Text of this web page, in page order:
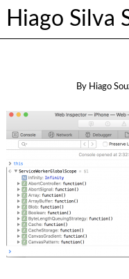
Hiago Silva
By Hiago